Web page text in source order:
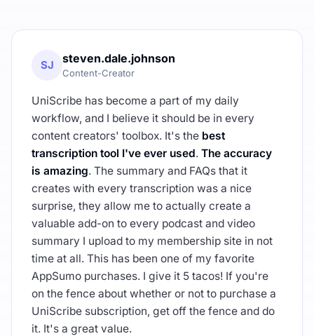
SJ steven.dale.johnson
Content-Creator
UniScribe has become a part of my daily
workflow, and I believe it should be in every
content creators' toolbox. It's the best
transcription tool I've ever used. The accuracy
is amazing. The summary and FAQs that it
creates with every transcription was a nice
surprise, they allow me to actually create a
valuable add-on to every podcast and video
summary I upload to my membership site in not
time at all. This has been one of my favorite
AppSumo purchases. I give it 5 tacos! If you're
on the fence about whether or not to purchase a
UniScribe subscription, get off the fence and do
it. It's a great value.